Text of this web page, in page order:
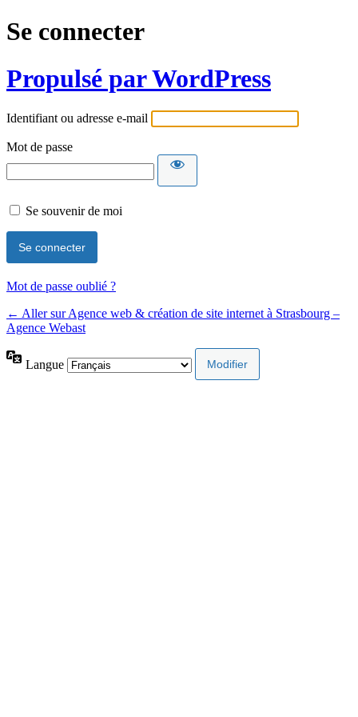
Se connecter
Propulsé par WordPress
Identifiant ou adresse e-mail
Mot de passe
Se souvenir de moi
Mot de passe oublié ?
← Aller sur Agence web & création de site internet à Strasbourg –
Agence Webast
Langue